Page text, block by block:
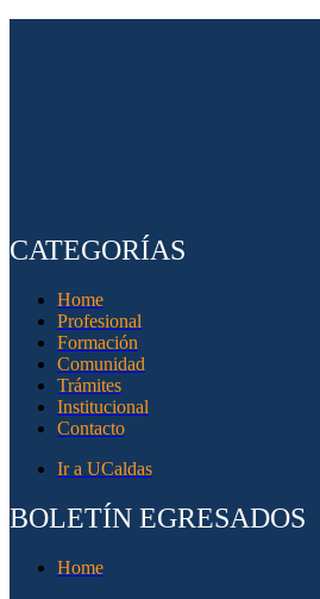
CATEGORÍAS
Home
Profesional
Formación
Comunidad
Trámites
Institucional
Contacto
Ir a UCaldas
BOLETÍN EGRESADOS
Home